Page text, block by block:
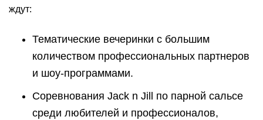
ждут:
Тематические вечеринки с большим
количеством профессиональных партнеров
и шоу-программами.
Соревнования Jack n Jill по парной сальсе
среди любителей и профессионалов,